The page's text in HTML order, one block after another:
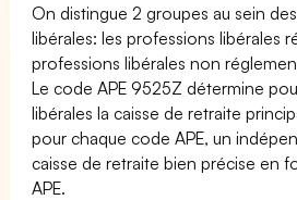
On distingue 2 groupes au sein
libérales: les professions libérales
professions libérales non
Le code APE 9525Z détermine
libérales la caisse de retraite
pour chaque code APE, un
caisse de retraite bien précise en
APE.